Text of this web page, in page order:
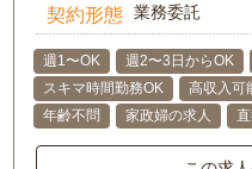
契約形態 業務委託
週1〜OK 週2〜3日からOK
スキマ時間勤務OK
高収入可
年齢不問
家政婦の求人